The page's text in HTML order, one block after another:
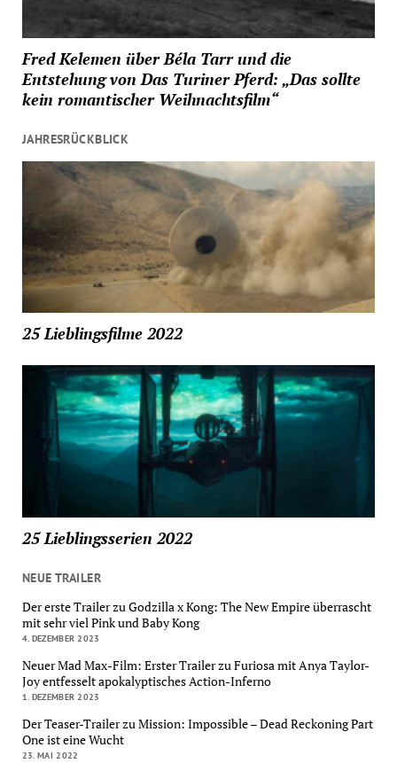
Fred Kelemen über Béla Tarr und die
Entstehung von Das Turiner Pferd: „Das sollte
kein romantischer Weihnachtsfilm“
JAHRESRÜCKBLICK
25 Lieblingsfilme 2022
25 Lieblingsserien 2022
NEUE TRAILER
Der erste Trailer zu Godzilla x Kong: The New Empire überrascht
mit sehr viel Pink und Baby Kong
4. DEZEMBER 2023
Neuer Mad Max-Film: Erster Trailer zu Furiosa mit Anya Taylor-
Joy entfesselt apokalyptisches Action-Inferno
1. DEZEMBER 2023
Der Teaser-Trailer zu Mission: Impossible – Dead Reckoning Part
One ist eine Wucht
23. MAI 2022